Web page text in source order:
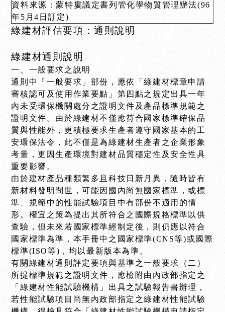
資料來源：蒙特婁議定書列管化學物質管理辦法(96
年5月4日訂定)
綠建材評估要項：通則說明
綠建材通則說明
一、一般要求之說明
通則中「一般要求」部份，應依「綠建材標章申請
審核認可及使用作業要點」第四點之規定出具一年
內未受環保機關處分之證明文件及產品標準規範之
證明文件。由於綠建材不僅應符合國家標準確保品
質與性能外，更積極要求生產者遵守國家基本的工
安環保法令，此不僅是為綠建材生產者之企業形象
考量，更因生產環境對建材品質穩定性及安全性具
重要影響。
由於建材產品種類繁多且科技日新月異，隨時皆有
新材料發明問世，可能因國內尚無國家標準，或標
準、規範中的性能試驗項目中有部份不適用的情
形。權宜之策為提出其所符合之國際規格標準以供
查驗，但未來若國家標準經制定後，則仍應以符合
國家標準為準，本手冊中之國家標準(CNS等)或國際
標準(ISO等)，均以最新版本為準。
有關綠建材通則評定要項與基準之一般要求（二）
所提標準規範之證明文件，應檢附由內政部指定之
「綠建材性能試驗機構」出具之試驗報告書辦理，
若性能試驗項目尚無內政部指定之綠建材性能試驗